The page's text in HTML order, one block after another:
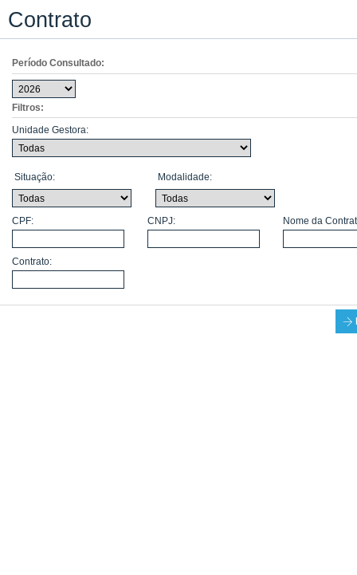
Contrato
Período Consultado:
Filtros:
Unidade Gestora:
Situação: Modalidade:
CPF: CNPJ: Nome da
Contrato: